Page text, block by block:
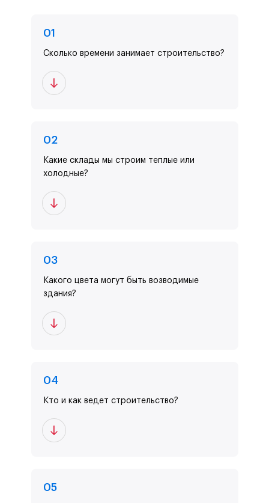
01
Сколько времени занимает строительство?
02
Какие склады мы строим теплые или
холодные?
03
Какого цвета могут быть возводимые
здания?
04
Кто и как ведет строительство?
05